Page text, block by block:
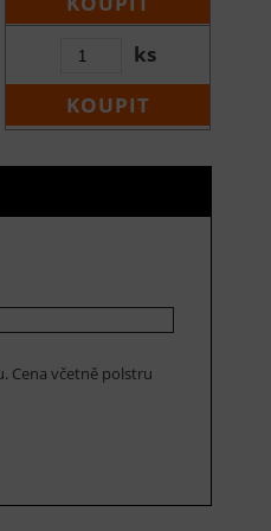
ks
KOUPIT
Cena včetně polstru